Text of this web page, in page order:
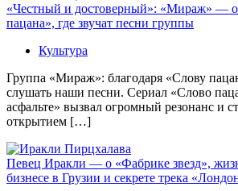
«Честный и достоверный»: «Мираж» — о
пацана», где звучат песни группы
Культура
Группа «Мираж»: благодаря «Слову
слушать наши песни. Сериал «Слово
асфальте» вызвал огромный резонанс и
открытием […]
Певец Иракли — о «Фабрике звезд»,
бизнесе в Грузии и секрете трека